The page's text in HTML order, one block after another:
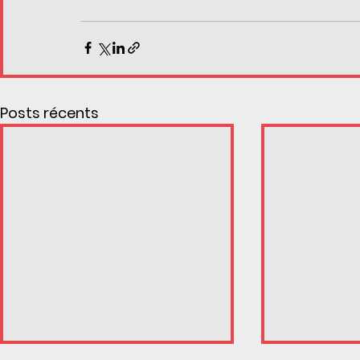
Posts récents